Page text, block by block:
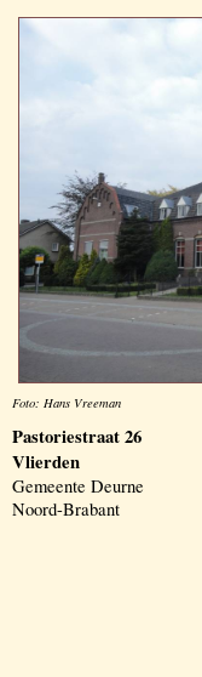
Foto: Hans Vreeman
Pastoriestraat 26
Vlierden
Gemeente Deurne
Noord-Brabant